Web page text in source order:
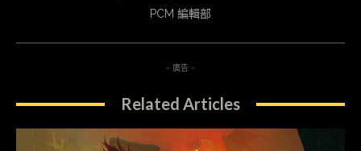
PCM 編輯部
- 廣告 -
Related Articles